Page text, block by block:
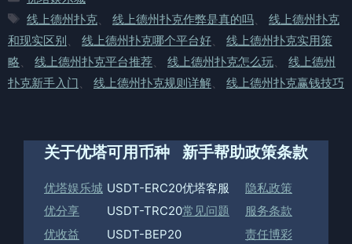
类
标
签
线上德州扑克 线上德州扑克作弊是真的吗
线上德州扑克
和现实区别
线上德州扑克哪个平台好
线上德州扑克实用策
略
线上德州扑克平台推荐 线上德州扑克怎么玩
线上德州
扑克新手入门
线上德州扑克规则详解 线上德州扑克赢钱技巧
关于优塔
优塔娱乐城
优分享
优收益
可用币种
USDT-ERC20
USDT-TRC20
USDT-BEP20
新手帮助
优塔客服
常见问题
政策条款
隐私政策
服务条款
责任博彩